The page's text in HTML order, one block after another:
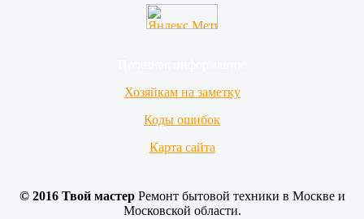
Хозяйкам на заметку
Коды ошибок
Карта сайта
© 2016 Твой мастерРемонт бытовой техники в Москве и
Московской области.